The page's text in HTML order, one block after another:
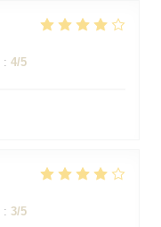
: 4/5
: 3/5